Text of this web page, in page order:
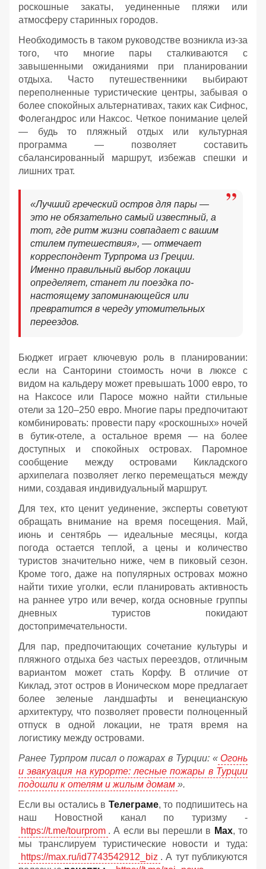
роскошные закаты, уединенные пляжи или
атмосферу старинных городов.
Необходимость в таком руководстве возникла из-за
того, что многие пары сталкиваются с
завышенными ожиданиями при планировании
отдыха. Часто путешественники выбирают
переполненные туристические центры, забывая о
более спокойных альтернативах, таких как Сифнос,
Фолегандрос или Наксос. Четкое понимание целей
— будь то пляжный отдых или культурная
программа — позволяет составить
сбалансированный маршрут, избежав спешки и
лишних трат.
«Лучший греческий остров для пары —
это не обязательно самый известный, а
тот, где ритм жизни совпадает с вашим
стилем путешествия», — отмечает
корреспондент Турпрома из Греции.
Именно правильный выбор локации
определяет, станет ли поездка по-
настоящему запоминающейся или
превратится в череду утомительных
переездов.
Бюджет играет ключевую роль в планировании:
если на Санторини стоимость ночи в люксе с
видом на кальдеру может превышать 1000 евро, то
на Наксосе или Паросе можно найти стильные
отели за 120–250 евро. Многие пары предпочитают
комбинировать: провести пару «роскошных» ночей
в бутик-отеле, а остальное время — на более
доступных и спокойных островах. Паромное
сообщение между островами Кикладского
архипелага позволяет легко перемещаться между
ними, создавая индивидуальный маршрут.
Для тех, кто ценит уединение, эксперты советуют
обращать внимание на время посещения. Май,
июнь и сентябрь — идеальные месяцы, когда
погода остается теплой, а цены и количество
туристов значительно ниже, чем в пиковый сезон.
Кроме того, даже на популярных островах можно
найти тихие уголки, если планировать активность
на раннее утро или вечер, когда основные группы
дневных туристов покидают
достопримечательности.
Для пар, предпочитающих сочетание культуры и
пляжного отдыха без частых переездов, отличным
вариантом может стать Корфу. В отличие от
Киклад, этот остров в Ионическом море предлагает
более зеленые ландшафты и венецианскую
архитектуру, что позволяет провести полноценный
отпуск в одной локации, не тратя время на
логистику между островами.
Ранее Турпром писал о пожарах в Турции: « Огонь
и эвакуация на курорте: лесные пожары в Турции
подошли к отелям и жилым домам ».
Если вы остались в Телеграме, то подпишитесь на
наш Новостной канал по туризму -
https://t.me/tourprom . А если вы перешли в Мах, то
мы транслируем туристические новости и туда:
https://max.ru/id7743542912_biz . А тут публикуются